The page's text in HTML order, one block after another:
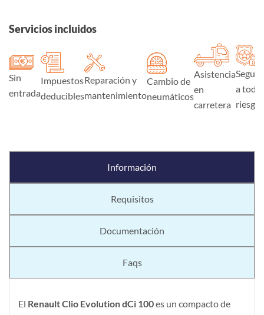
Servicios incluidos
Sin
entrada
Impuestos
deducibles
Reparación y
mantenimiento
Cambio de
neumáticos
Asistencia
en
carretera
Seguro
a todo
riesgo
Información
Requisitos
Documentación
Faqs
El Renault Clio Evolution dCi 100es un compacto de